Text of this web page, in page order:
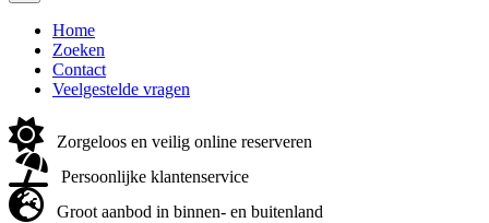
Home
Zoeken
Contact
Veelgestelde vragen
Zorgeloos en veilig online reserveren
Persoonlijke klantenservice
Groot aanbod in binnen- en buitenland